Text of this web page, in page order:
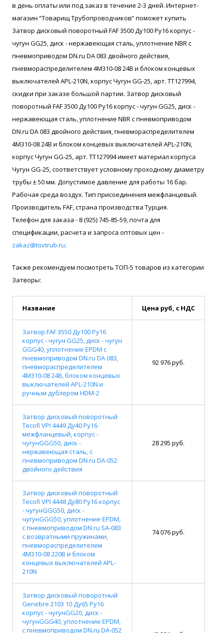
в день оплаты или под заказ в течение 2-3 дней. Интернет-
магазин “Товарищ Трубопроводчиков” поможет купить
Затвор дисковый поворотный FAF 3500 Ду100 Ру16 корпус -
чугун GG25, диск - нержавеющая сталь, уплотнение NBR с
пневмоприводом DN.ru DA 083 двойного действия,
пневмораспределителем 4M310-08 24В и блоком концевых
выключателей APL-210N, корпус Чугун GG-25, арт. ТТ127994,
скидки при заказе большой партии. Затвор дисковый
поворотный FAF 3500 Ду100 Ру16 корпус - чугун GG25, диск -
нержавеющая сталь, уплотнение NBR с пневмоприводом
DN.ru DA 083 двойного действия, пневмораспределителем
4M310-08 24В и блоком концевых выключателей APL-210N,
корпус Чугун GG-25, арт. ТТ127994 имеет материал корпуса
Чугун GG-25, соответствует условному проходному диаметру
трубы ± 50 мм. Допустимое давление для работы 16 бар.
Рабочая среда воздух. Тип присоединения межфланцевый.
Производитель FAF, страна производства Турция.
Телефон для заказа - 8 (925) 745-85-59, почта для
спецификации, расчета и запроса оптовых цен -
zakaz@tovtrub.ru.
Также рекомендуем посмотреть ТОП-5 товаров из категории
Затворы:
Название Цена руб, с НДС
Затвор FAF 3550 Ду100 Ру16
корпус - чугун GG25, диск - чугун
GGG40, уплотнение EPDM с
пневмоприводом DN.ru DA 083,
пневмораспределителем
4M310-08 24В, блоком концевых
выключателей APL-210N и
ручным дублером HDM-2
92 976 руб.
Затвор дисковый поворотный
Tecofi VPI 4449 Ду40 Ру16
межфланцевый, корпус -
чугунGGG50, диск -
нержавеющая сталь, с
пневмоприводом DN.ru DA-052
двойного действия
28 295 руб.
Затвор дисковый поворотный
Tecofi VPI 4448 Ду80 Ру16 корпус
- чугунGGG50, диск -
чугунGGG50, уплотнение EPDM,
с пневмоприводом DN.ru SA-083
с возвратными пружинами,
пневмораспределителем
4M310-08 220В и блоком
концевых выключателей APL-
210N
74 076 руб.
Затвор дисковый поворотный
Genebre 2103 10 Ду65 Ру16
корпус - чугунGG20, диск -
чугунGGG40, уплотнение EPDM,
с пневмоприводом DN.ru DA-052